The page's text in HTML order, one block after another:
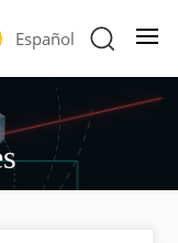
Español